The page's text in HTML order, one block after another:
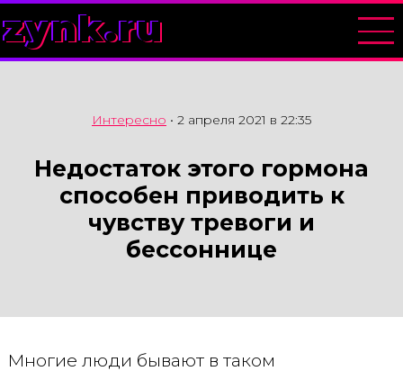
zynk.ru
Интересно • 2 апреля 2021 в 22:35
Недостаток этого гормона
способен приводить к
чувству тревоги и
бессоннице
Многие люди бывают в таком